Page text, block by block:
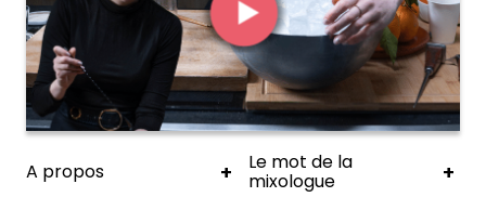
A propos + Le mot de la
mixologue +